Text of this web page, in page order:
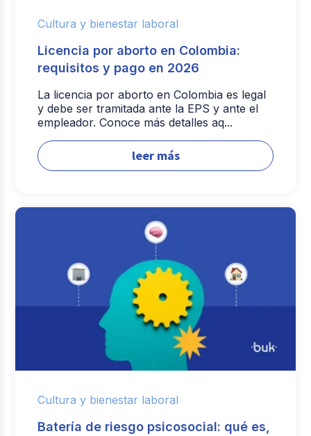
Cultura y bienestar laboral
Licencia por aborto en Colombia:
requisitos y pago en 2026
La licencia por aborto en Colombia es legal
y debe ser tramitada ante la EPS y ante el
empleador. Conoce más detalles aq...
leer más
Cultura y bienestar laboral
Batería de riesgo psicosocial: qué es,